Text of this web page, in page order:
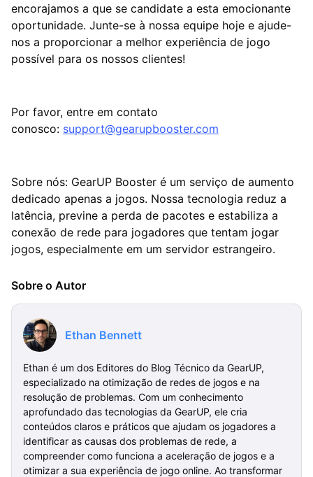
encorajamos a que se candidate a esta emocionante
oportunidade. Junte-se à nossa equipe hoje e ajude-
nos a proporcionar a melhor experiência de jogo
possível para os nossos clientes!
Por favor, entre em contato
conosco: support@gearupbooster.com
Sobre nós: GearUP Booster é um serviço de aumento
dedicado apenas a jogos. Nossa tecnologia reduz a
latência, previne a perda de pacotes e estabiliza a
conexão de rede para jogadores que tentam jogar
jogos, especialmente em um servidor estrangeiro.
Sobre o Autor
Ethan Bennett
Ethan é um dos Editores do Blog Técnico da GearUP,
especializado na otimização de redes de jogos e na
resolução de problemas. Com um conhecimento
aprofundado das tecnologias da GearUP, ele cria
conteúdos claros e práticos que ajudam os jogadores a
identificar as causas dos problemas de rede, a
compreender como funciona a aceleração de jogos e a
otimizar a sua experiência de jogo online. Ao transformar